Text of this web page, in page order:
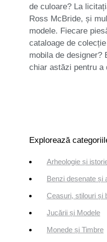
de culoare? La
Ross McBride, și
modele. Fiecare
cataloage de
mobila de
chiar astăzi pentru a
Explorează
Arheologie și
Benzi desenate și
Ceasuri, stilouri și
Jucării și Modele
Monede și Timbre